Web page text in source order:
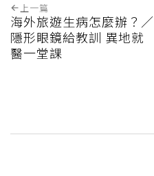
上一篇
海外旅遊生病怎麼辦？／
隱形眼鏡給教訓 異地就
醫一堂課